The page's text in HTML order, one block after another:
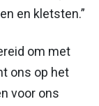
en kletsten.”
om met
ons op het
voor ons